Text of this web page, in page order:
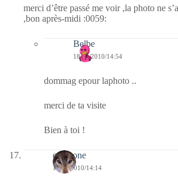
merci d’être passé me voir ,la photo ne
,bon après-midi :0059:
Belbe
18/08/2010/14:54
dommag epour laphoto ..
merci de ta visite
Bien à toi !
cortisone
18/08/2010/14:14